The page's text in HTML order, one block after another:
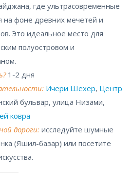
где ультрасовременные
на фоне древних мечетей и
Это идеальное место для
полуостровом и
1-2 дня
Ичери Шехер, Центр
бульвар, улица Низами,
ковра
дороги: исследуйте шумные
(Яшил-базар) или посетите